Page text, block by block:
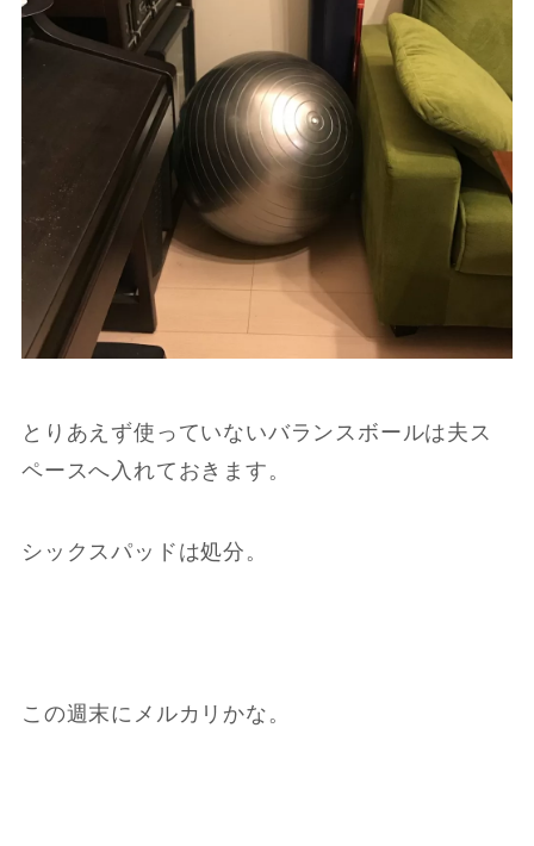
とりあえず使っていないバランスボールは夫ス
ペースへ入れておきます。
シックスパッドは処分。
この週末にメルカリかな。